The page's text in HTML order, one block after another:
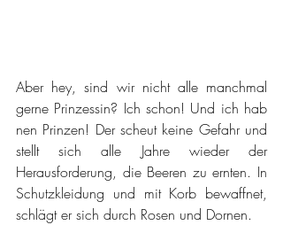
Aber hey, sind wir nicht alle manchmal
gerne Prinzessin? Ich schon! Und ich hab
nen Prinzen! Der scheut keine Gefahr und
stellt sich alle Jahre wieder der
Herausforderung, die Beeren zu ernten. In
Schutzkleidung und mit Korb bewaffnet,
schlägt er sich durch Rosen und Dornen.